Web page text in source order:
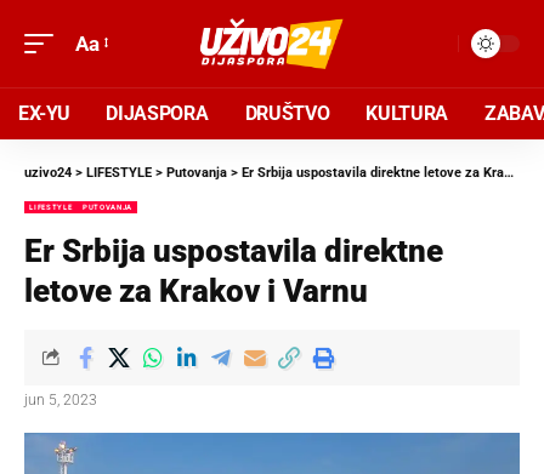
Aa
EX-YU DIJASPORA DRUŠTVO KULTURA
uzivo24 > LIFESTYLE > Putovanja > Er Srbija uspostavila direktne letove za Krakov i Varnu
LIFESTYLE PUTOVANJA
Er Srbija uspostavila direktne
letove za Krakov i Varnu
jun 5, 2023